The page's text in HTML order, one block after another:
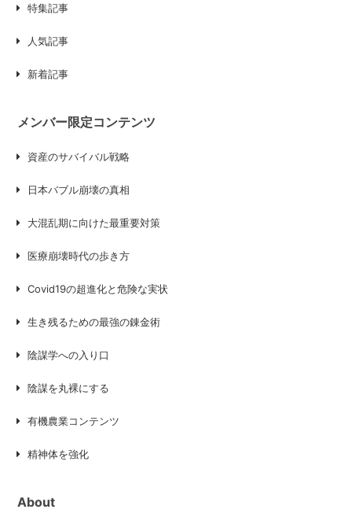
特集記事
人気記事
新着記事
メンバー限定コンテンツ
資産のサバイバル戦略
日本バブル崩壊の真相
大混乱期に向けた最重要対策
医療崩壊時代の歩き方
Covid19の超進化と危険な実状
生き残るための最強の錬金術
陰謀学への入り口
陰謀を丸裸にする
有機農業コンテンツ
精神体を強化
About